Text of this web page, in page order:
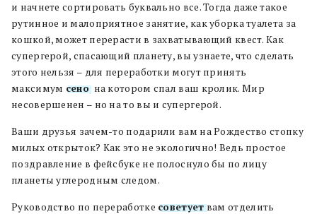
и начнете сортировать буквально все. Тогда даже такое
рутинное и малоприятное занятие, как уборка туалета за
кошкой, может перерасти в захватывающий квест. Как
супергерой, спасающий планету, вы узнаете, что сделать
этого нельзя – для переработки могут принять
максимум сено, на котором спал ваш кролик. Мир
несовершенен – но на то вы и супергерой.
Ваши друзья зачем-то подарили вам на Рождество стопку
милых открыток? Как это не экологично! Ведь простое
поздравление в фейсбуке не полоснуло бы по лицу
планеты углеродным следом.
Руководство по переработке советуетвам отделить